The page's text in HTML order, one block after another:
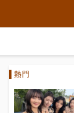
熱門